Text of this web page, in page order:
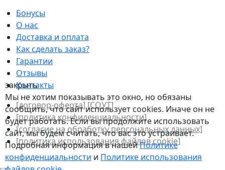
закрыть
Мы не хотим показывать это окно, но обязаны
сообщить, что сайт использует cookies. Иначе он не
будет работать. Если вы продолжите использовать
сайт, мы будем считать, что вас это устраивает.
Подробная информация в нашейПолитике
конфиденциальности и Политике использования
Бонусы
О нас
Доставка и оплата
Как сделать заказ?
Гарантии
Отзывы
Контакты
[договор-оферта] [СОУТ]
[политикa конфиденциальности]
[согласие на обработку персональных данных]
[политика использования файлов сookie]